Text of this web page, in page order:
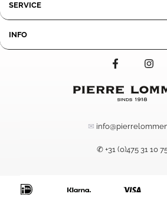
SERVICE
INFO
✉
✆ +31 (0)475 31 10